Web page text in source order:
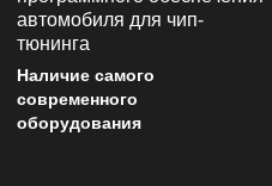
Наличие самого
современного
оборудования